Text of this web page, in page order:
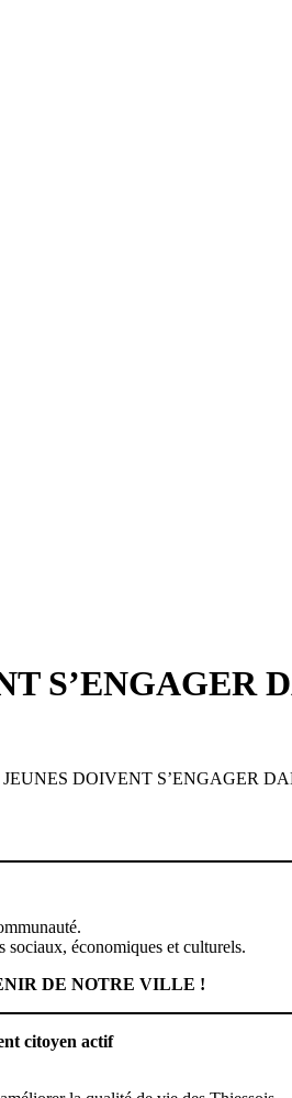
S’ENGAGER
DOIVENT S’ENGAGER
sociaux, économiques et culturels.
DE NOTRE VILLE !
citoyen actif